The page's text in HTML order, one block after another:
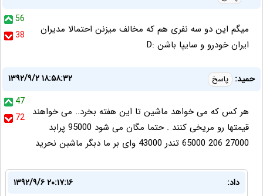
56
38
میگم این دو سه نفری هم که مخالف میزنن احتمالا مدیران
ایران خودرو و سایپا باشن :D
حمید: پاسخ
۱۳۹۲/۹/۲ ۱۸:۵۸:۳۲
47
72
هر کس که می خواهد ماشین تا این هفته بخرد.. می خواهند
قیمتها رو مریخی کنند . حتما مگان می شود 95000 پرابد
27000 206 65000 تندر 43000 وای بر ما دبگر ماشبن نحرید
داد:
۱۳۹۲/۹/۶ ۲۰:۱۷:۱۶